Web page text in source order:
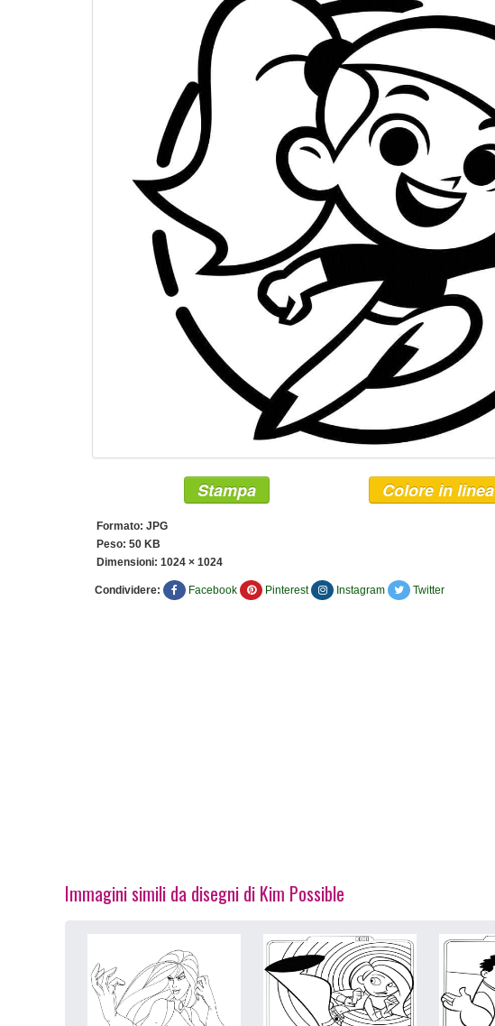
Stampa Colore in linea
Formato: JPG
Peso: 50 KB
Dimensioni: 1024 × 1024
Condividere: Facebook Pinterest Instagram Twitter
Immagini simili da disegni di Kim Possible